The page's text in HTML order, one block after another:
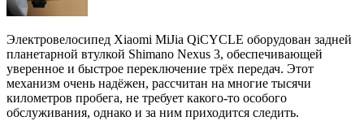
Электровелосипед Xiaomi MiJia QiCYCLE оборудован задней
планетарной втулкой Shimano Nexus 3, обеспечивающей
уверенное и быстрое переключение трёх передач. Этот
механизм очень надёжен, рассчитан на многие тысячи
километров пробега, не требует какого-то особого
обслуживания, однако и за ним приходится следить.